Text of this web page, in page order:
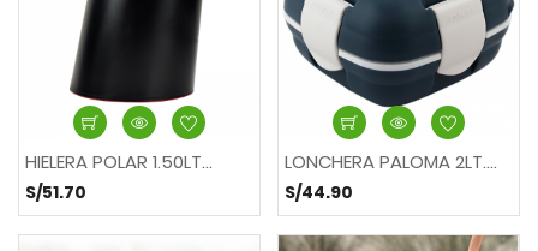
HIELERA POLAR 1.50LT...
S/51.70
LONCHERA PALOMA 2LT....
S/44.90